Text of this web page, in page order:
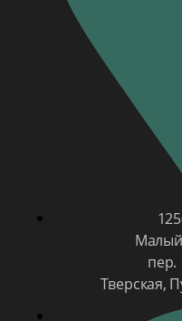
Малый
пер.
Тверская,